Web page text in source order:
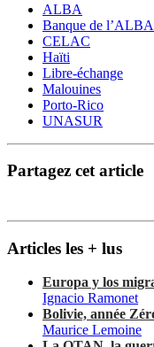
ALBA
Banque de l’ALBA
CELAC
Haïti
Libre-échange
Malouines
Porto-Rico
UNASUR
Partagez cet article
Articles les + lus
Europa y los
Ignacio Ramonet
Bolivie, année
Maurice Lemoine